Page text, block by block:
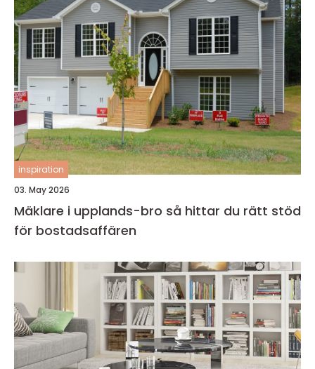
inspiration
03. May 2026
Mäklare i upplands-bro så hittar du rätt stöd
för bostadsaffären